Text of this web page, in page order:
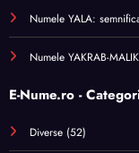
Numele YALA:
Numele YAKRAB-
E-Nume.ro -
Diverse (52)